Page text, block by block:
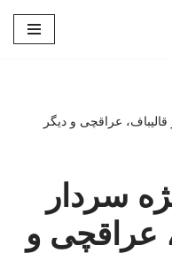
قالیباف، عراقچی و دیگر
سردار
عراقچی و